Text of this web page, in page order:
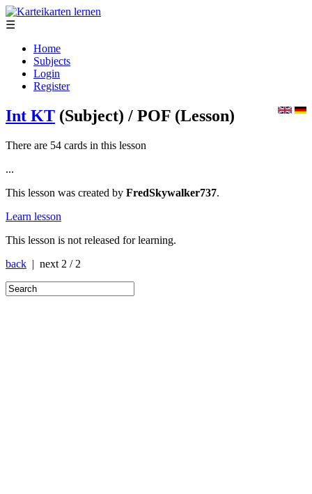
☰
Home
Subjects
Login
Register
Int KT (Subject) / POF (Lesson)
There are 54 cards in this lesson
...
This lesson was created by FredSkywalker737.
Learn lesson
This lesson is not released for learning.
back | next 2 / 2